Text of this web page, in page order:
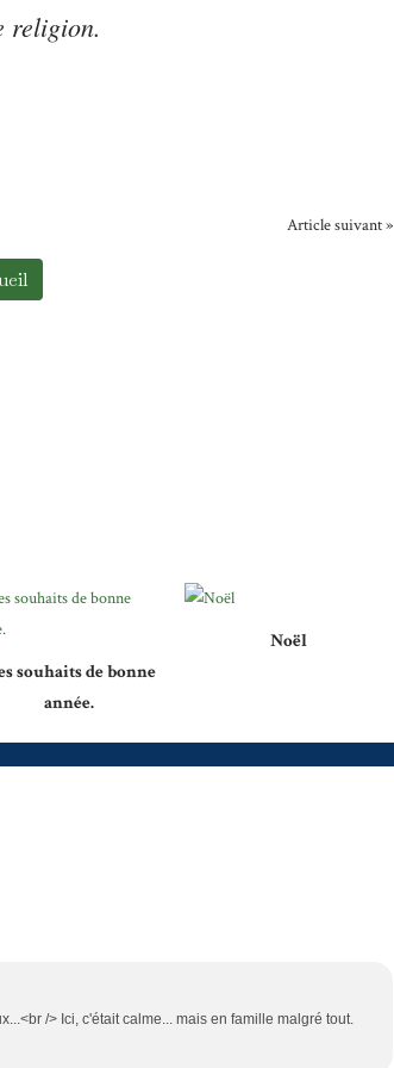
religion.
Article suivant »
souhaits de bonne
année.
Noël
/> Ici, c'était calme... mais en famille malgré tout.